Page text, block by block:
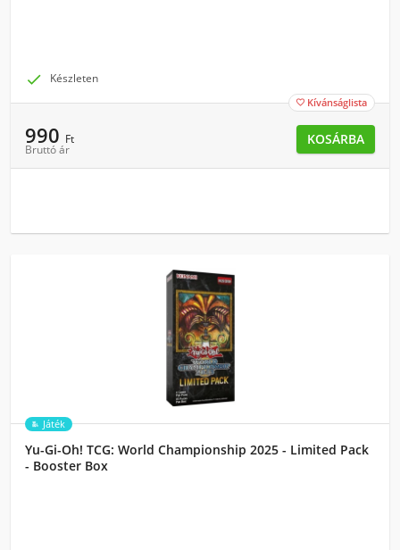
 Készleten
 Kívánságlista
990 Ft
Bruttó ár
KOSÁRBA
Játék
Yu-Gi-Oh! TCG: World Championship 2025 - Limited Pack
- Booster Box